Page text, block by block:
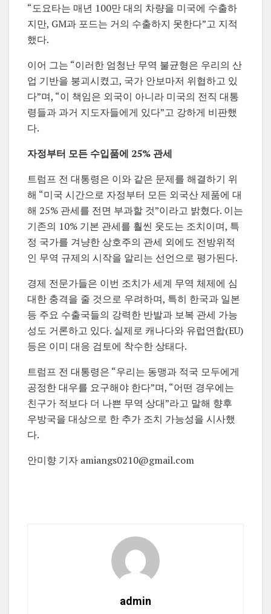
“도요타는 매년 100만 대의 차량을 미국에 수출하
지만, GM과 포드는 거의 수출하지 못한다”고 지적
했다.
이어 그는 “이러한 엄청난 무역 불균형은 우리의 산
업 기반을 붕괴시켰고, 국가 안보마저 위협하고 있
다”며, “이 책임은 외국이 아니라 미국의 전직 대통
령들과 과거 지도자들에게 있다”고 강하게 비판했
다.
자정부터 모든 수입품에 25% 관세
트럼프 전 대통령은 이와 같은 문제를 해결하기 위
해 “미국 시간으로 자정부터 모든 외국산 제품에 대
해 25% 관세를 전면 부과할 것”이라고 밝혔다. 이는
기존의 10% 기본 관세를 훨씬 웃도는 조치이며, 특
정 국가를 겨냥한 상호주의 관세 외에도 전방위적
인 무역 규제의 시작을 알리는 선언으로 평가된다.
경제 전문가들은 이번 조치가 세계 무역 체제에 심
대한 충격을 줄 것으로 우려하며, 특히 한국과 일본
등 주요 수출국들의 강력한 반발과 보복 관세 가능
성도 거론하고 있다. 실제로 캐나다와 유럽연합(EU)
등은 이미 대응 검토에 착수한 상태다.
트럼프 전 대통령은 “우리는 동맹과 적국 모두에게
공정한 대우를 요구해야 한다”며, “어떤 경우에는
친구가 적보다 더 나쁜 무역 상대”라고 말해 향후
우방국을 대상으로 한 추가 조치 가능성을 시사했
다.
안미향 기자 amiangs0210@gmail.com
admin